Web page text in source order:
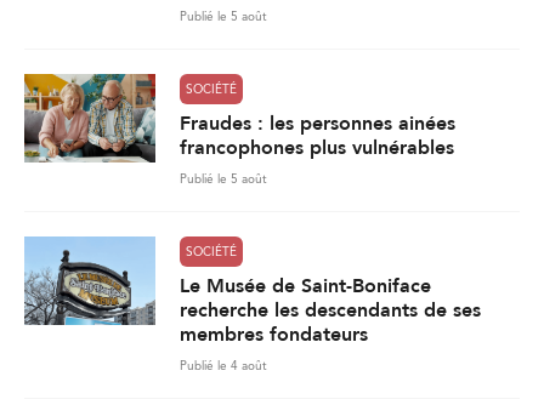
Publié le 5 août
SOCIÉTÉ
Fraudes : les personnes ainées
francophones plus vulnérables
Publié le 5 août
SOCIÉTÉ
Le Musée de Saint-Boniface
recherche les descendants de ses
membres fondateurs
Publié le 4 août